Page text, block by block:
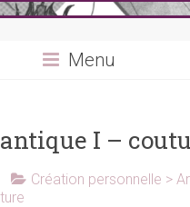
Menu
I –
Création personnelle >